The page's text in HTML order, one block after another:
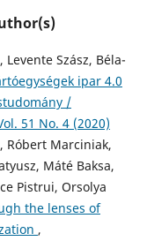
érettsége :
Review, 54(9),
Szász, Béla-
ipar 4.0
/
51 No. 4 (2020)
Róbert Marciniak,
Máté Baksa,
Pistrui, Orsolya
the lenses of
,